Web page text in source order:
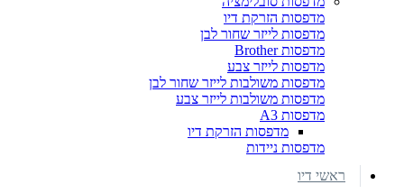
מדפסות הזרקת דיו
מדפסות לייזר שחור לבן
מדפסות Brother
מדפסות לייזר צבע
מדפסות משולבות לייזר שחור לבן
מדפסות משולבות לייזר צבע
מדפסות A3
מדפסות הזרקת דיו
מדפסות ניידות
ראשי דיו